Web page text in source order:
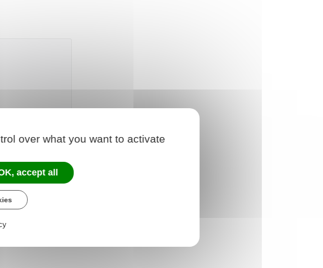
over what you want to activate
accept all